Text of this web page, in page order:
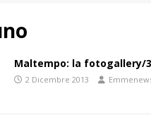
Maltempo: la fotogallery/3
2 Dicembre 2013